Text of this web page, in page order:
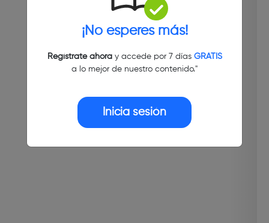
¡No esperes más!
Regístrate ahoray accede por 7 días GRATIS
a lo mejor de nuestro contenido."
Inicia sesión